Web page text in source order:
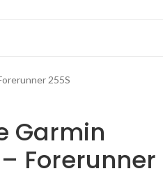
255S
Garmin
Forerunner